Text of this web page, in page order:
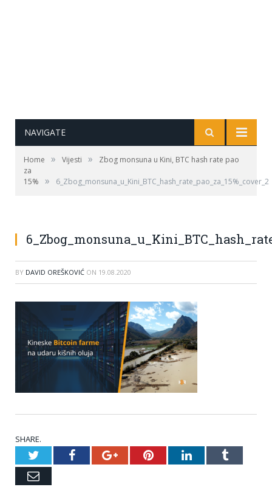
NAVIGATE
Home » Vijesti »
Zbog monsuna u Kini, BTC hash rate pao
za
15%
» 6_Zbog_monsuna_u_Kini_BTC_hash_rate_pao_za_15%_cover_2
BY DAVID OREŠKOVIĆ ON 19.08.2020
SHARE.
TwitterFacebookGoogle+PinterestLinkedInTumblr
Email